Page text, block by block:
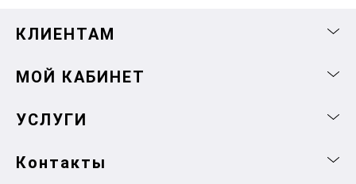
КЛИЕНТАМ
МОЙ КАБИНЕТ
УСЛУГИ
Контакты